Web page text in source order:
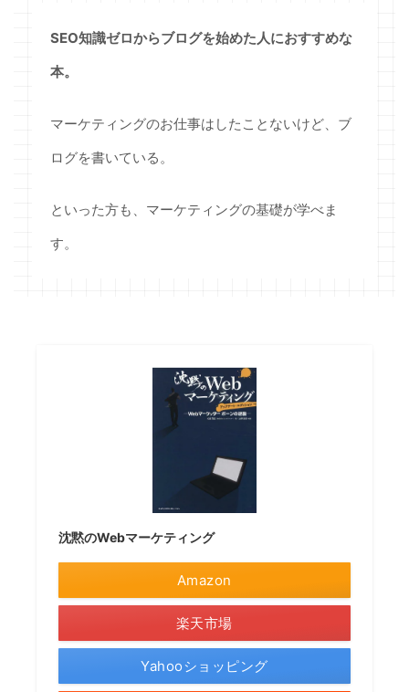
SEO知識ゼロからブログを始めた人におすすめな
本。
マーケティングのお仕事はしたことないけど、ブ
ログを書いている。
といった方も、マーケティングの基礎が学べま
す。
沈黙のWebマーケティング
Amazon
楽天市場
Yahooショッピング